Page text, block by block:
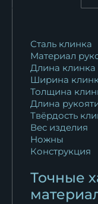
Сталь клинка
Материал
Длина клинка
Ширина
Толщина
Длина
Твёрдость
Вес изделия
Ножны
Конструкция
Точные